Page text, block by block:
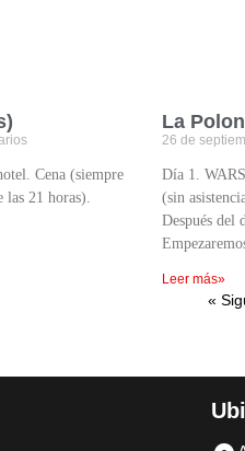
Cena (siempre
las 21 horas).
La
26 de
Día 1.
(sin
Después del
Leer más»
«